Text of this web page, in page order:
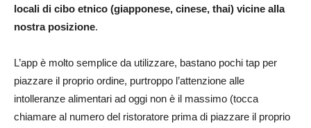
locali di cibo etnico (giapponese, cinese, thai) vicine alla
nostra posizione.
L’app è molto semplice da utilizzare, bastano pochi tap per
piazzare il proprio ordine, purtroppo l’attenzione alle
intolleranze alimentari ad oggi non è il massimo (tocca
chiamare al numero del ristoratore prima di piazzare il proprio